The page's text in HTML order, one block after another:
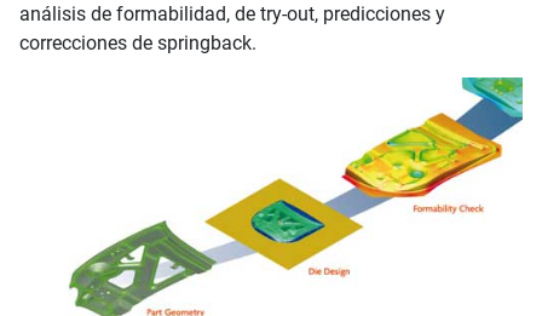
análisis de formabilidad, de try-out, predicciones y
correcciones de springback.